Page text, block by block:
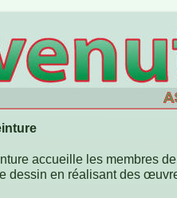
accueille les membres
dessin en réalisant des